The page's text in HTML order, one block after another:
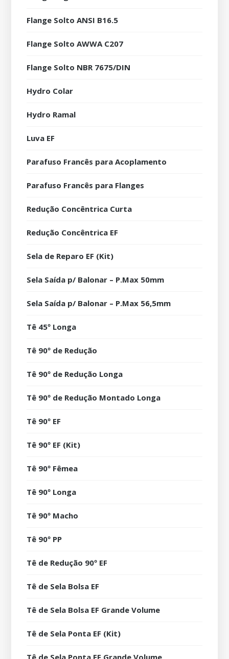
Flange Solto ANSI B16.5
Flange Solto AWWA C207
Flange Solto NBR 7675/DIN
Hydro Colar
Hydro Ramal
Luva EF
Parafuso Francês para Acoplamento
Parafuso Francês para Flanges
Redução Concêntrica Curta
Redução Concêntrica EF
Sela de Reparo EF (Kit)
Sela Saída p/ Balonar – P.Max 50mm
Sela Saída p/ Balonar – P.Max 56,5mm
Tê 45º Longa
Tê 90º de Redução
Tê 90º de Redução Longa
Tê 90º de Redução Montado Longa
Tê 90º EF
Tê 90º EF (Kit)
Tê 90º Fêmea
Tê 90º Longa
Tê 90º Macho
Tê 90º PP
Tê de Redução 90º EF
Tê de Sela Bolsa EF
Tê de Sela Bolsa EF Grande Volume
Tê de Sela Ponta EF (Kit)